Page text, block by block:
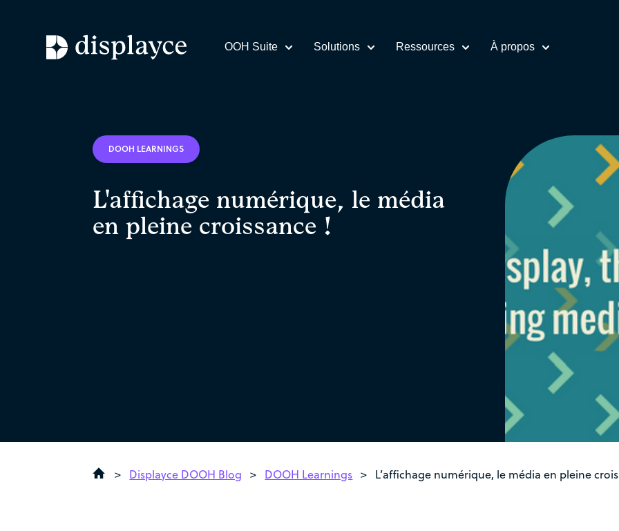
OOH Suite Solutions Ressources À propos
DOOH LEARNINGS
L'affichage numérique, le média
en pleine croissance !
> Displayce DOOH Blog > DOOH Learnings > L’affichage numérique, le média en pleine